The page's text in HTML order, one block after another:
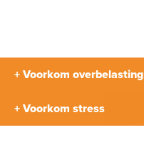
+ Voorkom overbelasting
+ Voorkom stress